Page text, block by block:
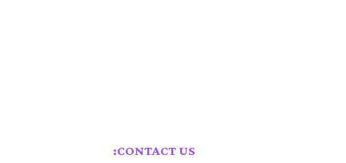
CONTACT US: